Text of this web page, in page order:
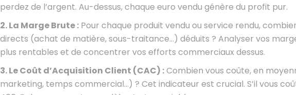
perdez de l’argent. Au-dessus, chaque euro vendu génère du profit pur.
2. La Marge Brute : Pour chaque produit vendu ou service rendu,
directs (achat de matière, sous-traitance…) déduits ? Analyser vos
plus rentables et de concentrer vos efforts commerciaux dessus.
3. Le Coût d’Acquisition Client (CAC) :Combien vous coûte, en
marketing, temps commercial…) ? Cet indicateur est crucial. S’il vous